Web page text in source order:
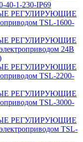
40-1-230-IP69
РЕГУЛИРУЮЩИЕ
TSL-1600-
РЕГУЛИРУЮЩИЕ
24В
РЕГУЛИРУЮЩИЕ
TSL-2200-
РЕГУЛИРУЮЩИЕ
TSL-3000-
РЕГУЛИРУЮЩИЕ
TSL-